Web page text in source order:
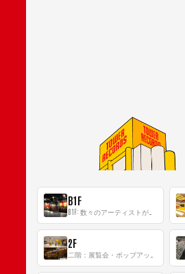
B1F
2F